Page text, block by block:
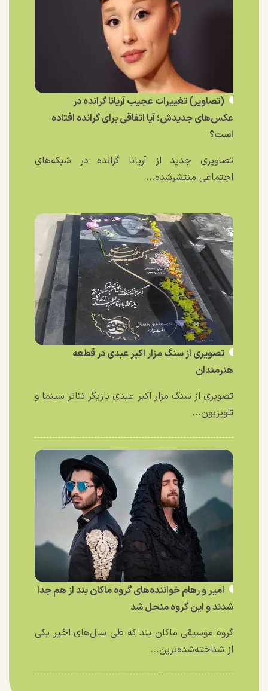
(تصاویر) تغییرات عجیب آریانا گرانده در
عکس‌های جدیدش؛ آیا اتفاقی برای گرانده افتاده
است؟
تصاویری جدید از آریانا گرانده در شبکه‌های
اجتماعی منتشرشده...
تصویری از سنگ مزار اکبر عبدی در قطعه
هنرمندان
تصویری از سنگ مزار اکبر عبدی بازیگر تئاتر سینما و
تلویزیون...
امیر و رهام خواننده‌های گروه ماکان بند از هم جدا
شدند و این گروه منحل شد
گروه موسیقی ماکان بند که طی سال‌های اخیر یکی
از شناخته‌شده‌ترین...